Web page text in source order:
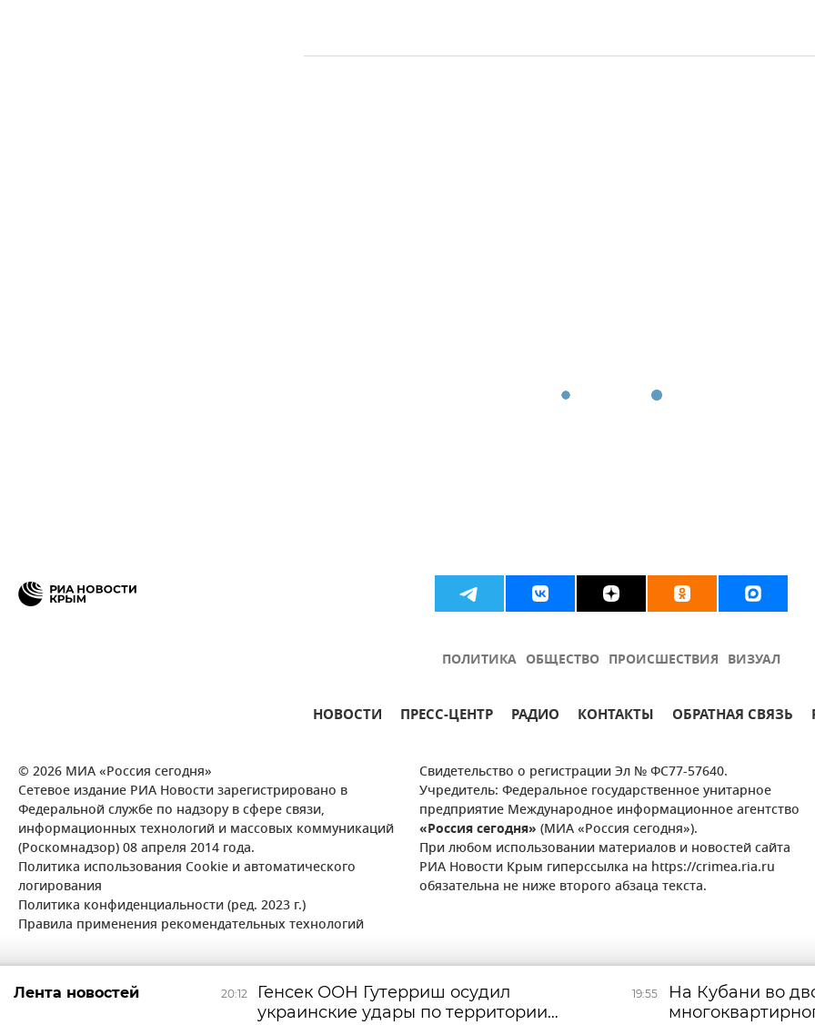
ПОЛИТИКА ОБЩЕСТВО ПРОИСШЕСТВИЯ ВИЗУАЛ
НОВОСТИ ПРЕСС-ЦЕНТР РАДИО КОНТАКТЫ ОБРАТНАЯ СВЯЗЬ
© 2026 МИА «Россия сегодня»
Сетевое издание РИА Новости зарегистрировано в
Федеральной службе по надзору в сфере связи,
информационных технологий и массовых коммуникаций
(Роскомнадзор) 08 апреля 2014 года.
Политика использования Cookie и автоматического
логирования
Политика конфиденциальности (ред. 2023 г.)
Правила применения рекомендательных технологий
Свидетельство о регистрации Эл № ФС77-57640.
Учредитель: Федеральное государственное унитарное
предприятие Международное информационное агентство
«Россия сегодня» (МИА «Россия сегодня»).
При любом использовании материалов и новостей сайта
РИА Новости Крым гиперссылка на https://crimea.ria.ru
обязательна не ниже второго абзаца текста.
20:12
Генсек ООН Гутерриш осудил
украинские удары по территории
19:55
На Кубани во
Лента новостей